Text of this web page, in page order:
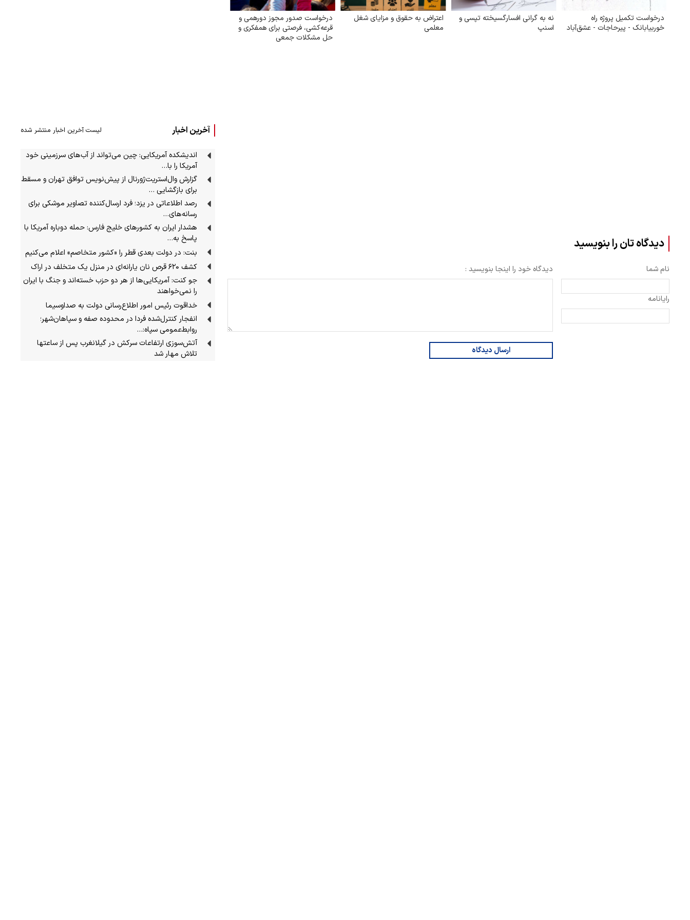
درخواست تکمیل پروژه راه
خوربیابانک - پیرحاجات - عشق‌آباد
نه به گرانی افسارگسیخته تپسی و
اسنپ
اعتراض به حقوق و مزایای شغل
معلمی
درخواست صدور مجوز دورهمی و
قرعه‌کشی، فرصتی برای همفکری و
حل مشکلات جمعی
دیدگاه تان را بنویسید
نام شما
رایانامه
دیدگاه خود را اینجا بنویسید :
ارسال دیدگاه
آخرین اخبار لیست آخرین اخبار منتشر شده
اندیشکده آمریکایی: چین می‌تواند از آب‌های سرزمینی خود
آمریکا را با…
گزارش وال‌استریت‌ژورنال از پیش‌نویس توافق تهران و مسقط
برای بازگشایی …
رصد اطلاعاتی در یزد؛ فرد ارسال‌کننده تصاویر موشکی برای
رسانه‌های…
هشدار ایران به کشورهای خلیج فارس: حمله دوباره آمریکا با
پاسخ به…
بنت: در دولت بعدی قطر را «کشور متخاصم» اعلام می‌کنیم
کشف ۶۲۰ قرص نان یارانه‌ای در منزل یک متخلف در اراک
جو کنت: آمریکایی‌ها از هر دو حزب خسته‌اند و جنگ با ایران
را نمی‌خواهند
خداقوت رئیس امور اطلاع‌رسانی دولت به صداوسیما
انفجار کنترل‌شده فردا در محدوده صفه و سپاهان‌شهر؛
روابط‌عمومی سپاه:…
آتش‌سوزی ارتفاعات سرکش در گیلانغرب پس از ساعتها
تلاش مهار شد